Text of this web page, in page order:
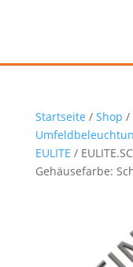
Startseite / Shop /
EULITE /
Gehäusefarbe: